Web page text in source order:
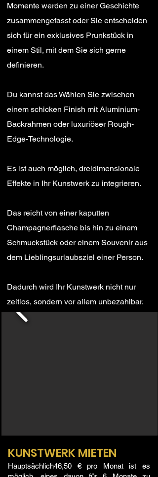
Momente werden zu einer Geschichte
zusammengefasst oder Sie entscheiden
sich für ein exklusives Prunkstück in
einem Stil, mit dem Sie sich gerne
definieren.
Du kannst dasWählen Sie zwischen
einem schicken Finish mit Aluminium-
Backrahmen oder luxuriöser Rough-
Edge-Technologie.
Es ist auch möglich, dreidimensionale
Effekte in Ihr Kunstwerk zu integrieren.
Das reicht von einer kaputten
Champagnerflasche bis hin zu einem
Schmuckstück oder einem Souvenir aus
dem Lieblingsurlaubsziel einer Person.
Dadurch wird Ihr Kunstwerk nicht nur
zeitlos, sondern vor allem unbezahlbar.
KUNSTWERK MIETEN
Hauptsächlich46,50 €pro Monat ist es